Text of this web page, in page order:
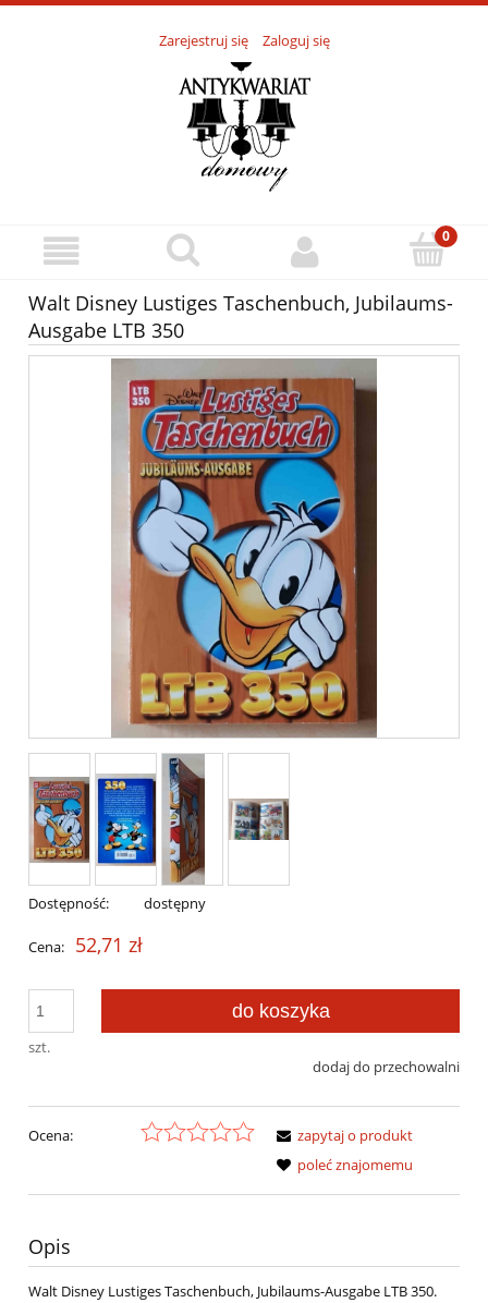
Zarejestruj się Zaloguj się
Walt Disney Lustiges Taschenbuch, Jubilaums-
Ausgabe LTB 350
Dostępność: dostępny
Cena: 52,71 zł
szt.
do koszyka
dodaj do przechowalni
Ocena:
zapytaj o produkt
poleć znajomemu
Opis
Walt Disney Lustiges Taschenbuch, Jubilaums-Ausgabe LTB 350.